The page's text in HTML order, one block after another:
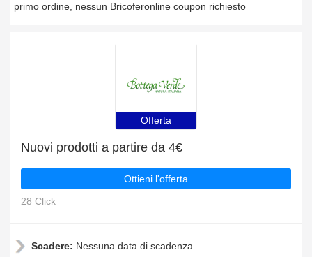
primo ordine, nessun Bricoferonline coupon richiesto
Offerta
Nuovi prodotti a partire da 4€
Ottieni l'offerta
28 Click
Scadere: Nessuna data di scadenza